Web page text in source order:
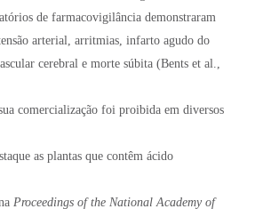
de farmacovigilância demonstraram
arterial, arritmias, infarto agudo do
cerebral e morte súbita (Bents et al.,
comercialização foi proibida em diversos
as plantas que contêm ácido
Proceedings of the National Academy of